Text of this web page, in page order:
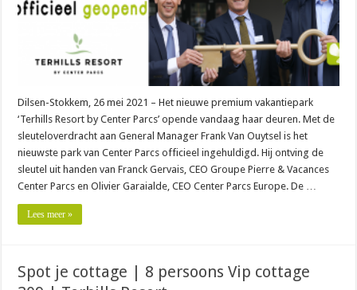
Dilsen-Stokkem, 26 mei 2021 – Het nieuwe premium vakantiepark
‘Terhills Resort by Center Parcs’ opende vandaag haar deuren. Met de
sleuteloverdracht aan General Manager Frank Van Ouytsel is het
nieuwste park van Center Parcs officieel ingehuldigd. Hij ontving de
sleutel uit handen van Franck Gervais, CEO Groupe Pierre & Vacances
Center Parcs en Olivier Garaialde, CEO Center Parcs Europe. De …
Lees meer »
Spot je cottage | 8 persoons Vip cottage